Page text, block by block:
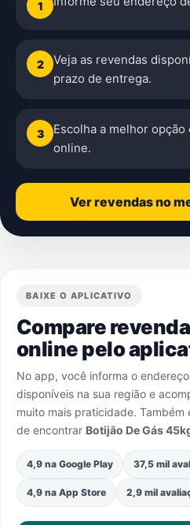
1
2
Veja as revendas
prazo de entrega.
3
Escolha a melhor opção
online.
Ver revendas no
BAIXE O APLICATIVO
Compare
online pelo
No app, você informa o
disponíveis na sua região e
muito mais praticidade. Também
de encontrar Botijão De Gás
4,9 na Google Play 37,5 mil
4,9 na App Store 2,9 mil